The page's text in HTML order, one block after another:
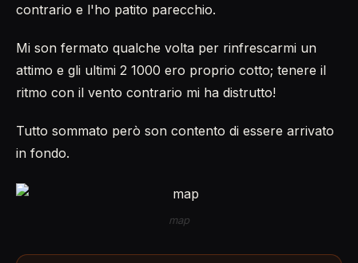
contrario e l'ho patito parecchio.
Mi son fermato qualche volta per rinfrescarmi un
attimo e gli ultimi 2 1000 ero proprio cotto; tenere il
ritmo con il vento contrario mi ha distrutto!
Tutto sommato però son contento di essere arrivato
in fondo.
map